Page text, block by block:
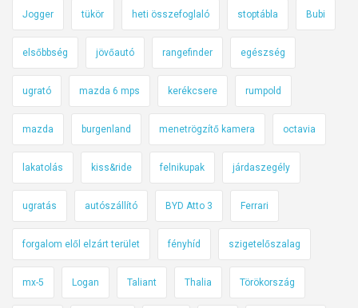
Jogger tükör heti összefoglaló stoptábla Bubi
elsőbbség jövőautó rangefinder egészség
ugrató mazda 6 mps kerékcsere rumpold
mazda burgenland menetrögzítő kamera octavia
lakatolás kiss&ride felnikupak járdaszegély
ugratás autószállító BYD Atto 3 Ferrari
forgalom elől elzárt terület fényhíd szigetelőszalag
mx-5 Logan Taliant Thalia Törökország